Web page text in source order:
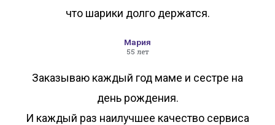
что шарики долго держатся.
Мария
55 лет
Заказываю каждый год маме и сестре на
день рождения.
И каждый раз наилучшее качество сервиса